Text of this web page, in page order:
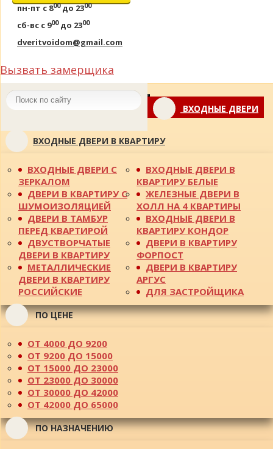
пн-пт с 800до 2300
сб-вс с 900до 2300
dveritvoidom@gmail.com
Вызвать замерщика
Toggle
navigationВХОДНЫЕ ДВЕРИ
ВХОДНЫЕ ДВЕРИ В КВАРТИРУ
ВХОДНЫЕ ДВЕРИ С
ЗЕРКАЛОМ
ДВЕРИ В КВАРТИРУ С
ШУМОИЗОЛЯЦИЕЙ
ДВЕРИ В ТАМБУР
ПЕРЕД КВАРТИРОЙ
ДВУСТВОРЧАТЫЕ
ДВЕРИ В КВАРТИРУ
МЕТАЛЛИЧЕСКИЕ
ДВЕРИ В КВАРТИРУ
РОССИЙСКИЕ
ВХОДНЫЕ ДВЕРИ В
КВАРТИРУ БЕЛЫЕ
ЖЕЛЕЗНЫЕ ДВЕРИ В
ХОЛЛ НА 4 КВАРТИРЫ
ВХОДНЫЕ ДВЕРИ В
КВАРТИРУ КОНДОР
ДВЕРИ В КВАРТИРУ
ФОРПОСТ
ДВЕРИ В КВАРТИРУ
АРГУС
ДЛЯ ЗАСТРОЙЩИКА
ПО ЦЕНЕ
ОТ 4000 ДО 9200
ОТ 9200 ДО 15000
ОТ 15000 ДО 23000
ОТ 23000 ДО 30000
ОТ 30000 ДО 42000
ОТ 42000 ДО 65000
ПО НАЗНАЧЕНИЮ